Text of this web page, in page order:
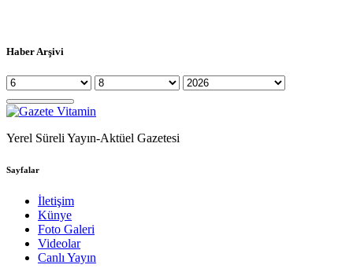
Haber Arşivi
Yerel Süreli Yayın-Aktüel Gazetesi
Sayfalar
İletişim
Künye
Foto Galeri
Videolar
Canlı Yayın